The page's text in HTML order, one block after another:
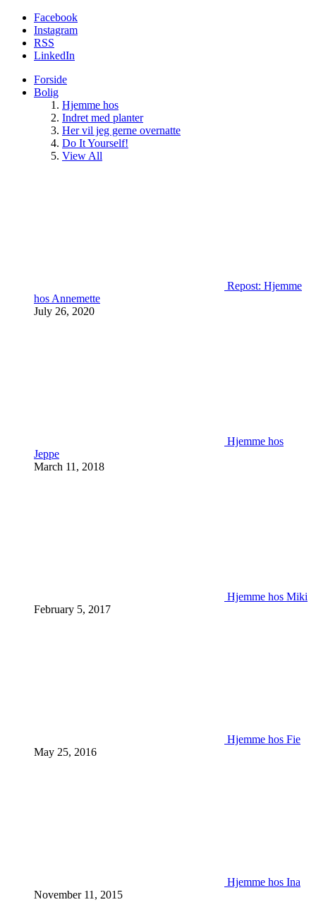
Facebook
Instagram
RSS
LinkedIn
Forside
Bolig
Hjemme hos
Indret med planter
Her vil jeg gerne overnatte
Do It Yourself!
View All
Repost: Hjemme
hos Annemette
July 26, 2020
Hjemme hos
Jeppe
March 11, 2018
Hjemme hos Miki
February 5, 2017
Hjemme hos Fie
May 25, 2016
Hjemme hos Ina
November 11, 2015